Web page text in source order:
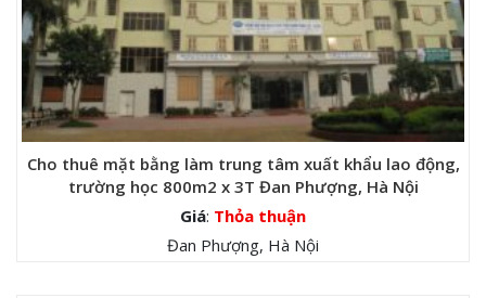
Cho thuê mặt bằng làm trung tâm xuất khẩu lao động,
trường học 800m2 x 3T Đan Phượng, Hà Nội
Giá: Thỏa thuận
Đan Phượng, Hà Nội